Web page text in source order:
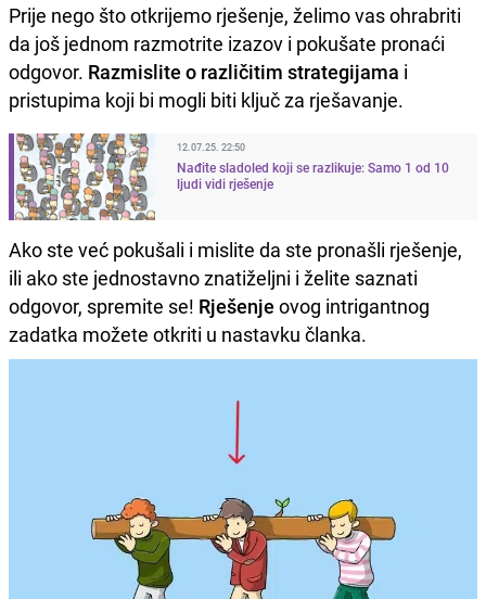
Prije nego što otkrijemo rješenje, želimo vas ohrabriti
da još jednom razmotrite izazov i pokušate pronaći
odgovor. Razmislite o različitim strategijama i
pristupima koji bi mogli biti ključ za rješavanje.
12.07.25. 22:50
Nađite sladoled koji se razlikuje: Samo 1 od 10
ljudi vidi rješenje
Ako ste već pokušali i mislite da ste pronašli rješenje,
ili ako ste jednostavno znatiželjni i želite saznati
odgovor, spremite se! Rješenje ovog intrigantnog
zadatka možete otkriti u nastavku članka.